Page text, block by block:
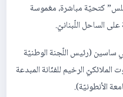
كتحيّة مباشرة، مغموسة
على الساحل اللّبنانيّ.
ساسين (رئيس اللّجنة الوطنيّة
الملائكيّ الرخيم للفنّانة المبدعة
الأنطونيّة).